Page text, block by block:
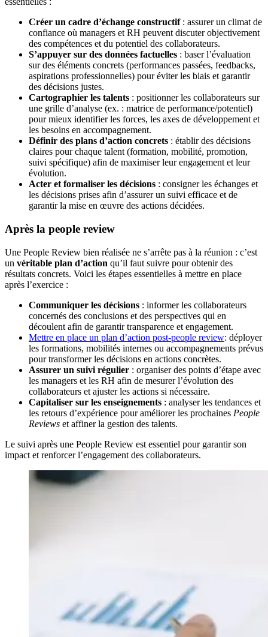
Créer un cadre d’échange constructif: assurer un climat de
confiance où managers et RH peuvent discuter objectivement
des compétences et du potentiel des collaborateurs.
S’appuyer sur des données factuelles : baser l’évaluation
sur des éléments concrets (performances passées, feedbacks,
aspirations professionnelles) pour éviter les biais et garantir
des décisions justes.
Cartographier les talents : positionner les collaborateurs sur
une grille d’analyse (ex. : matrice de performance/potentiel)
pour mieux identifier les forces, les axes de développement et
les besoins en accompagnement.
Définir des plans d’action concrets : établir des décisions
claires pour chaque talent (formation, mobilité, promotion,
suivi spécifique) afin de maximiser leur engagement et leur
évolution.
Acter et formaliser les décisions : consigner les échanges et
les décisions prises afin d’assurer un suivi efficace et de
garantir la mise en œuvre des actions décidées.
Après la people review
Une People Review bien réalisée ne s’arrête pas à la réunion : c’est
un véritable plan d’action qu’il faut suivre pour obtenir des
résultats concrets. Voici les étapes essentielles à mettre en place
après l’exercice :
Communiquer les décisions : informer les collaborateurs
concernés des conclusions et des perspectives qui en
découlent afin de garantir transparence et engagement.
Mettre en place un plan d’action post-people review: déployer
les formations, mobilités internes ou accompagnements prévus
pour transformer les décisions en actions concrètes.
Assurer un suivi régulier : organiser des points d’étape avec
les managers et les RH afin de mesurer l’évolution des
collaborateurs et ajuster les actions si nécessaire.
Capitaliser sur les enseignements : analyser les tendances et
les retours d’expérience pour améliorer les prochaines People
Reviews et affiner la gestion des talents.
Le suivi après une People Review est essentiel pour garantir son
impact et renforcer l’engagement des collaborateurs.